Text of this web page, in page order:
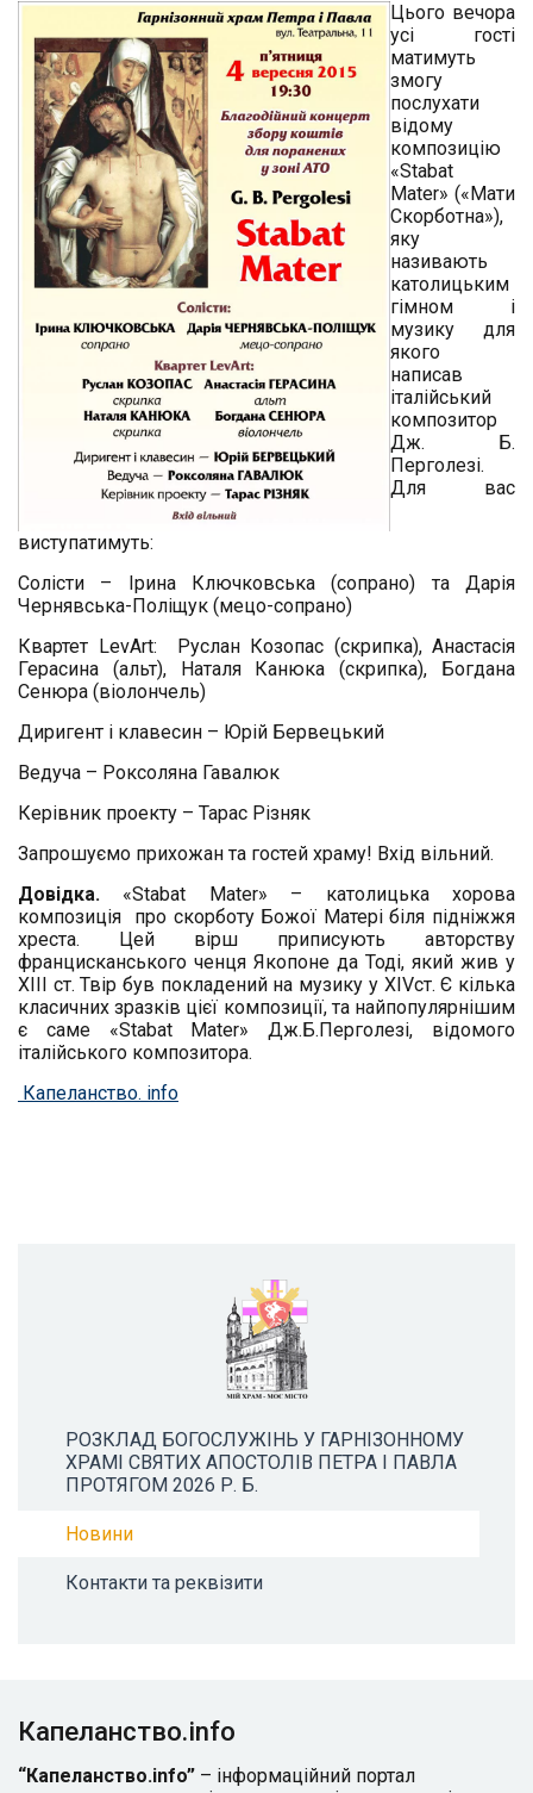
Цього вечора
усі гості
матимуть
змогу
послухати
відому
композицію
«Stabat
Mater» («Мати
Скорботна»),
яку
називають
католицьким
гімном і
музику для
якого
написав
італійський
композитор
Дж. Б.
Перголезі.
Для вас
виступатимуть:
Солісти – Ірина Ключковська (сопрано) та Дарія
Чернявська-Поліщук (мецо-сопрано)
Квартет LevArt: Руслан Козопас (скрипка), Анастасія
Герасина (альт), Наталя Канюка (скрипка), Богдана
Сенюра (віолончель)
Диригент і клавесин – Юрій Бервецький
Ведуча – Роксоляна Гавалюк
Керівник проекту – Тарас Різняк
Запрошуємо прихожан та гостей храму! Вхід вільний.
Довідка.
«Stabat Mater» – католицька хорова
композиція про скорботу Божої Матері біля підніжжя
хреста. Цей вірш приписують авторству
францисканського ченця Якопоне да Тоді, який жив у
ХІІІ ст. Твір був покладений на музику у ХІVст. Є кілька
класичних зразків цієї композиції, та найпопулярнішим
є саме «Stabat Mater» Дж.Б.Перголезі, відомого
італійського композитора.
Капеланство. info
РОЗКЛАД БОГОСЛУЖІНЬ У ГАРНІЗОННОМУ
ХРАМІ СВЯТИХ АПОСТОЛІВ ПЕТРА І ПАВЛА
ПРОТЯГОМ 2026 Р. Б.
Новини
Контакти та реквізити
Капеланство.info
“Капеланство.info” – інформаційний портал